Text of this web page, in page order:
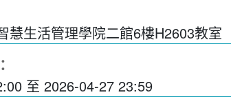
慧生活管理學院二館6樓H2603教室
至 2026-04-27 23:59